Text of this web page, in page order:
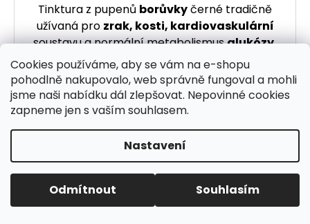
Cookies používáme, aby se vám na e-shopu
pohodlně nakupovalo, web správně fungoval a mohli
jsme naši nabídku dál zlepšovat. Nepovinné cookies
zapneme jen s vaším souhlasem.
Nastavení
Odmítnout Souhlasím
Tinktura z pupenů borůvkyčerné tradičně
užívaná pro zrak, kosti, kardiovaskulární
soustavu a normální metabolismusglukózy,
lipidů a bílkovin